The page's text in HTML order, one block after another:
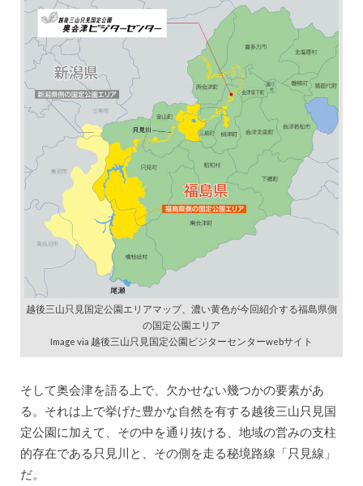
越後三山只見国定公園エリアマップ、濃い黄色が今回紹介する福島県側
の国定公園エリア
Image via 越後三山只見国定公園ビジターセンターwebサイト
そして奥会津を語る上で、欠かせない幾つかの要素があ
る。それは上で挙げた豊かな自然を有する越後三山只見国
定公園に加えて、その中を通り抜ける、地域の営みの支柱
的存在である只見川と、その側を走る秘境路線「只見線」
だ。